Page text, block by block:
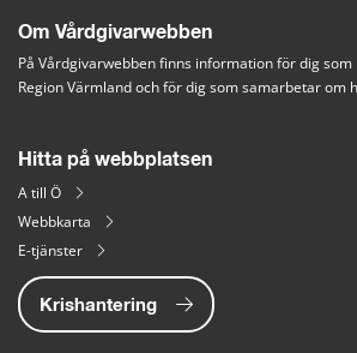
Om Vårdgivarwebben
På Vårdgivarwebben finns information för dig
Region Värmland och för dig som samarbetar om
Hitta på webbplatsen
A till Ö
Webbkarta
E-tjänster
Krishantering